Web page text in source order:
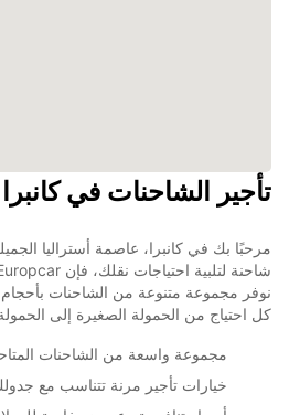
تأجير الشاحنات في كانبرا
مرحبًا بك في كانبرا، عاصمة أستراليا
نوفر مجموعة متنوعة من الشاحنات
كل احتياج من الحمولة الصغيرة إلى
مجموعة واسعة من الشاحنات
خيارات تأجير مرنة تتناسب مع